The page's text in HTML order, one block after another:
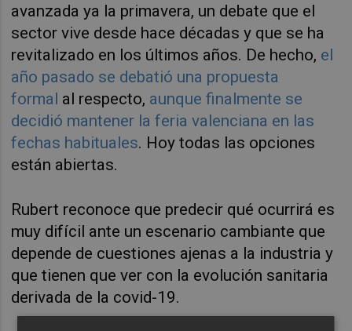
avanzada ya la primavera, un debate que el
sector vive desde hace décadas y que se ha
revitalizado en los últimos años. De hecho, el
año pasado se debatió una propuesta
formal al respecto, aunque finalmente se
decidió mantener la feria valenciana en las
fechas habituales. Hoy todas las opciones
están abiertas.
Rubert reconoce que predecir qué ocurrirá es
muy difícil ante un escenario cambiante que
depende de cuestiones ajenas a la industria y
que tienen que ver con la evolución sanitaria
derivada de la covid-19.